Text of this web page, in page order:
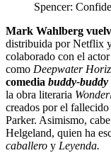
Spencer:
Mark Wahlberg
distribuida por Netflix
colaborado con el
como Deepwater
comedia buddy-buddy
la obra literaria
creados por el
Parker. Asimismo,
Helgeland, quien ha
caballero y Leyenda.